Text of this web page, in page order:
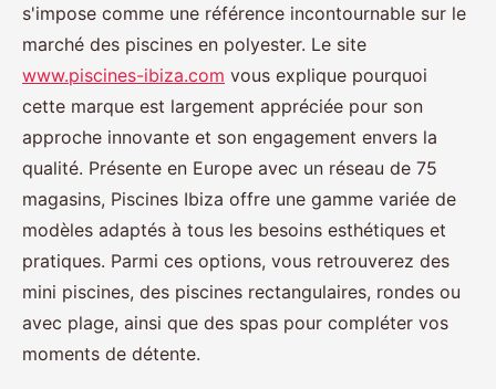
s'impose comme une référence incontournable sur le
marché des piscines en polyester. Le site
www.piscines-ibiza.com vous explique pourquoi
cette marque est largement appréciée pour son
approche innovante et son engagement envers la
qualité. Présente en Europe avec un réseau de 75
magasins, Piscines Ibiza offre une gamme variée de
modèles adaptés à tous les besoins esthétiques et
pratiques. Parmi ces options, vous retrouverez des
mini piscines, des piscines rectangulaires, rondes ou
avec plage, ainsi que des spas pour compléter vos
moments de détente.